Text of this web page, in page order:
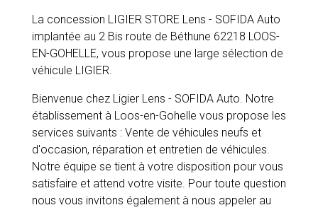
La concession LIGIER STORE Lens - SOFIDA Auto
implantée au 2 Bis route de Béthune 62218 LOOS-
EN-GOHELLE, vous propose une large sélection de
véhicule LIGIER.
Bienvenue chez Ligier Lens - SOFIDA Auto. Notre
établissement à Loos-en-Gohelle vous propose les
services suivants : Vente de véhicules neufs et
d'occasion, réparation et entretien de véhicules.
Notre équipe se tient à votre disposition pour vous
satisfaire et attend votre visite. Pour toute question
nous vous invitons également à nous appeler au